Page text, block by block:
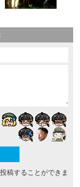
稿することができま